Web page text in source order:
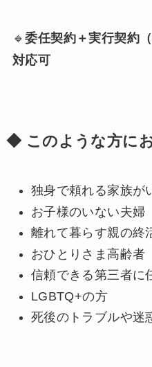
🔹委任契約＋実行契約
対応可
◆ このような方に
独身で頼れる家族が
お子様のいない夫婦
離れて暮らす親の終
おひとりさま高齢者
信頼できる第三者に
LGBTQ+の方
死後のトラブルや迷